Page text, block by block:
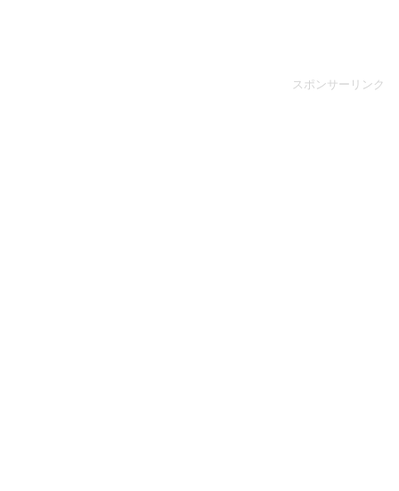
スポンサーリンク